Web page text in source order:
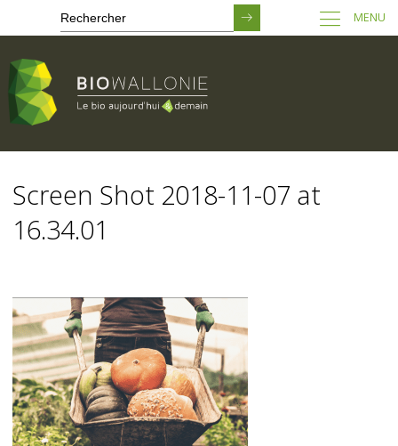
contenu
principal
MENU
Screen Shot 2018-11-07 at
16.34.01